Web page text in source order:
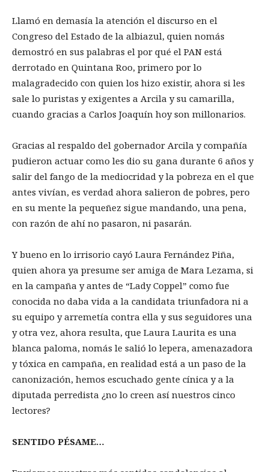
Llamó en demasía la atención el discurso en el
Congreso del Estado de la albiazul, quien nomás
demostró en sus palabras el por qué el PAN está
derrotado en Quintana Roo, primero por lo
malagradecido con quien los hizo existir, ahora si les
sale lo puristas y exigentes a Arcila y su camarilla,
cuando gracias a Carlos Joaquín hoy son millonarios.
Gracias al respaldo del gobernador Arcila y compañía
pudieron actuar como les dio su gana durante 6 años y
salir del fango de la mediocridad y la pobreza en el que
antes vivían, es verdad ahora salieron de pobres, pero
en su mente la pequeñez sigue mandando, una pena,
con razón de ahí no pasaron, ni pasarán.
Y bueno en lo irrisorio cayó Laura Fernández Piña,
quien ahora ya presume ser amiga de Mara Lezama, si
en la campaña y antes de “Lady Coppel” como fue
conocida no daba vida a la candidata triunfadora ni a
su equipo y arremetía contra ella y sus seguidores una
y otra vez, ahora resulta, que Laura Laurita es una
blanca paloma, nomás le salió lo lepera, amenazadora
y tóxica en campaña, en realidad está a un paso de la
canonización, hemos escuchado gente cínica y a la
diputada perredista ¿no lo creen así nuestros cinco
lectores?
SENTIDO PÉSAME…